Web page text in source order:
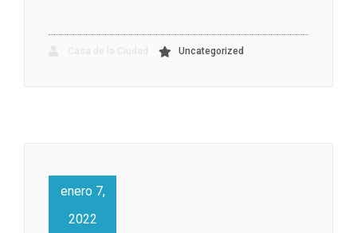
Uncategorized
enero 7,
2022